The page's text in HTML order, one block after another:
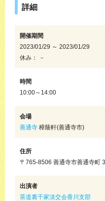
詳細
開催期間
2023/01/29 ～ 2023/01/29
休み： －
時間
10:00～14:00
会場
善通寺 樟蔭軒(善通寺市)
住所
〒765-8506 善通寺市善通寺町
出演者
茶道裏千家淡交会香川支部